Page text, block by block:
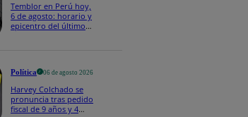
Temblor en Perú hoy,
6 de agosto: horario y
epicentro del último
Política 06 de agosto 2026
Harvey Colchado se
pronuncia tras pedido
fiscal de 9 años y 4